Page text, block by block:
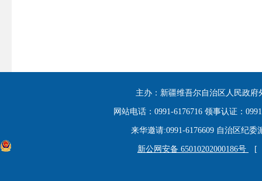
主办：新疆维吾尔自治区人民政
网站电话：0991-6176716 领事认证：
来华邀请:0991-6176609 自治区纪
新公网安备 65010202000186号 [